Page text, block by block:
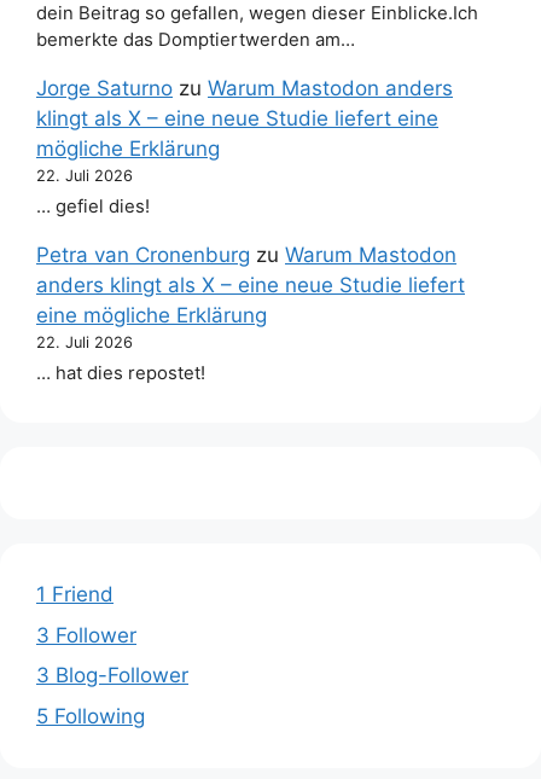
dein Beitrag so gefallen, wegen dieser Einblicke.Ich
bemerkte das Domptiertwerden am…
Jorge Saturno zu Warum Mastodon anders
klingt als X – eine neue Studie liefert eine
mögliche Erklärung
22. Juli 2026
… gefiel dies!
Petra van Cronenburg zu Warum Mastodon
anders klingt als X – eine neue Studie liefert
eine mögliche Erklärung
22. Juli 2026
… hat dies repostet!
1 Friend
3 Follower
3 Blog-Follower
5 Following